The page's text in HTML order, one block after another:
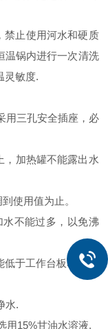
止使用河水和硬质
温锅内进行一次清洗
灵敏度.
三孔安全插座，必
加热罐不能露出水
使用值为止。
不能过多，以免沸
于工作台板30mm.
水.
15%甘油水溶液.